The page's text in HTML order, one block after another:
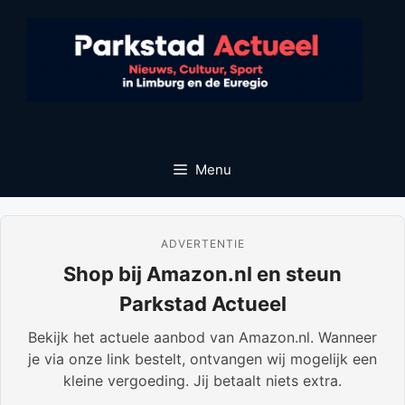
Menu
ADVERTENTIE
Shop bij Amazon.nl en steun
Parkstad Actueel
Bekijk het actuele aanbod van Amazon.nl. Wanneer
je via onze link bestelt, ontvangen wij mogelijk een
kleine vergoeding. Jij betaalt niets extra.